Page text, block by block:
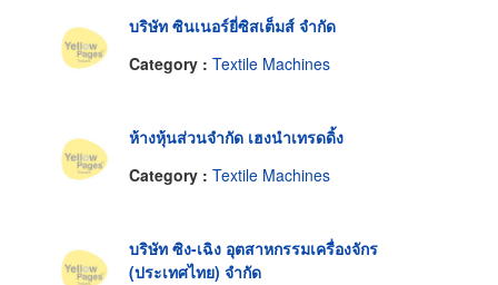
บริษัท ซินเนอร์ยี่ซิสเต็มส์ จำกัด
Category : Textile Machines
ห้างหุ้นส่วนจำกัด เฮงนำเทรดดิ้ง
Category : Textile Machines
บริษัท ซิง-เฉิง อุตสาหกรรมเครื่องจักร
(ประเทศไทย) จำกัด